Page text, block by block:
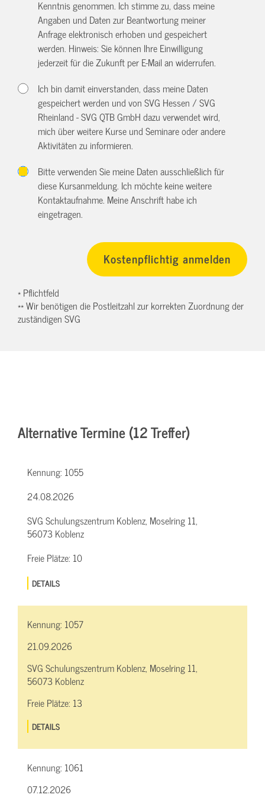
Kenntnis genommen. Ich stimme zu, dass meine
Angaben und Daten zur Beantwortung meiner
Anfrage elektronisch erhoben und gespeichert
werden. Hinweis: Sie können Ihre Einwilligung
jederzeit für die Zukunft per E-Mail anwiderrufen.
Ich bin damit einverstanden, dass meine Daten
gespeichert werden und von SVG Hessen / SVG
Rheinland - SVG QTB GmbH dazu verwendet wird,
mich über weitere Kurse und Seminare oder andere
Aktivitäten zu informieren.
Bitte verwenden Sie meine Daten ausschließlich für
diese Kursanmeldung. Ich möchte keine weitere
Kontaktaufnahme. Meine Anschrift habe ich
eingetragen.
* Pflichtfeld
** Wir benötigen die Postleitzahl zur korrekten Zuordnung der
zuständigen SVG
Alternative Termine (12 Treffer)
Kennung: 1055
24.08.2026
SVG Schulungszentrum Koblenz, Moselring 11,
56073 Koblenz
Freie Plätze: 10
DETAILS
Kennung: 1057
21.09.2026
SVG Schulungszentrum Koblenz, Moselring 11,
56073 Koblenz
Freie Plätze: 13
DETAILS
Kennung: 1061
07.12.2026